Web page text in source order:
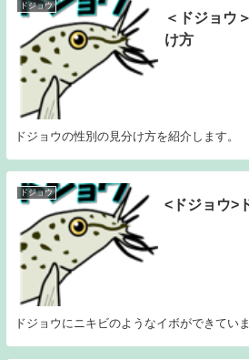
ドジョウ
＜ドジョウ
け方
ドジョウの性別の見分け方を紹介します。
ドジョウ
<ドジョウ>
ドジョウにニキビのようなイボができてい